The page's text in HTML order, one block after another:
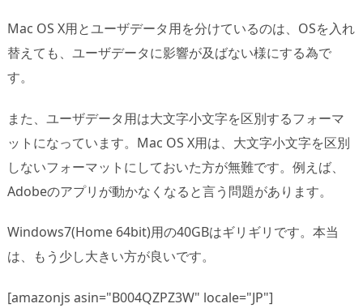
Mac OS X用とユーザデータ用を分けているのは、OSを入れ
替えても、ユーザデータに影響が及ばない様にする為で
す。
また、ユーザデータ用は大文字小文字を区別するフォーマ
ットになっています。Mac OS X用は、大文字小文字を区別
しないフォーマットにしておいた方が無難です。例えば、
Adobeのアプリが動かなくなると言う問題があります。
Windows7(Home 64bit)用の40GBはギリギリです。本当
は、もう少し大きい方が良いです。
[amazonjs asin="B004QZPZ3W" locale="JP"]